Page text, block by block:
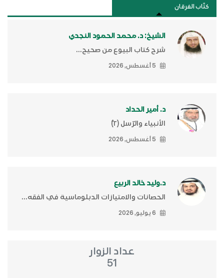
كتَّاب الفرقان
الشيخ: د. محمد الحمود النجدي
شرح كتاب البيوع من صحيح...
5 أغسطس, 2026
د. أمير الحداد
الأنبياء والرّسل (٢)ّ
5 أغسطس, 2026
د.وليد خالد الربيع
الحصانات والامتيازات الدبلوماسية في الفقه...
6 يوليو, 2026
عداد الزوار
51